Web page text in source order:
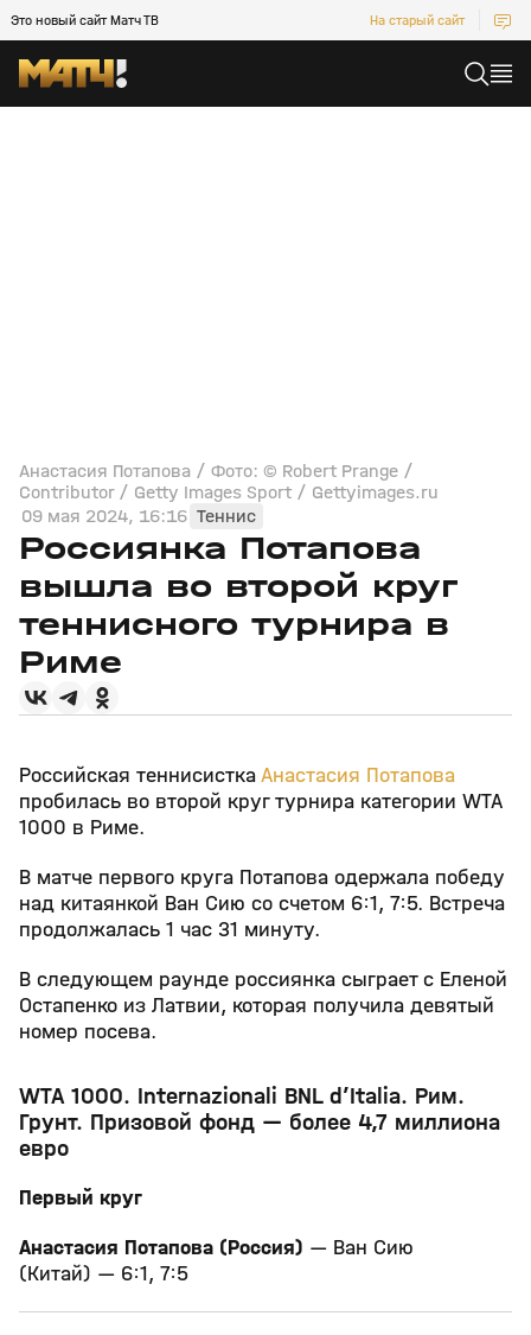
Это новый сайт Матч ТВ На старый сайт
Анастасия Потапова / Фото: © Robert Prange /
Contributor / Getty Images Sport / Gettyimages.ru
09 мая 2024, 16:16 Теннис
Россиянка Потапова
вышла во второй круг
теннисного турнира в
Риме
Российская теннисисткаАнастасия Потапова
пробилась во второй круг турнира категории WTA
1000 в Риме.
В матче первого круга Потапова одержала победу
над китаянкой Ван Сию со счетом 6:1, 7:5. Встреча
продолжалась 1 час 31 минуту.
В следующем раунде россиянка сыграет с Еленой
Остапенко из Латвии, которая получила девятый
номер посева.
WTA 1000. Internazionali BNL d’Italia. Рим.
Грунт. Призовой фонд — более 4,7 миллиона
евро
Первый круг
Анастасия Потапова (Россия) — Ван Сию
(Китай) — 6:1, 7:5